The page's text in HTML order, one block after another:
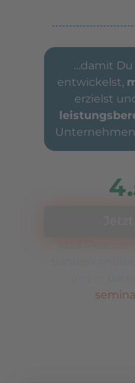
…damit Du
entwickelst,
erzielst